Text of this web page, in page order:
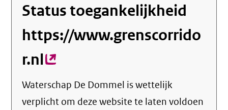
Status toegankelijkheid
https://www.grenscorrido
r.nl(externe
link)
Waterschap De Dommel is wettelijk
verplicht om deze website te laten voldoen